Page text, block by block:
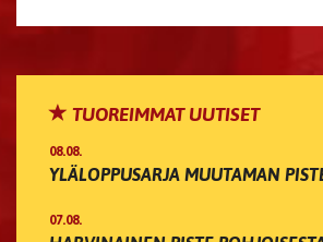
TUOREIMMAT UUTISET
08.08.
YLÄLOPPUSARJA MUUTAMAN
07.08.